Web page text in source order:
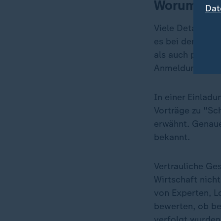
Worum
Viele Details
es bei den
als auch
Anmeldung
In einer
Vorträge zu
erwähnt.
bekannt.
Vertrauliche
Wirtschaft
von Experten,
bewerten, ob